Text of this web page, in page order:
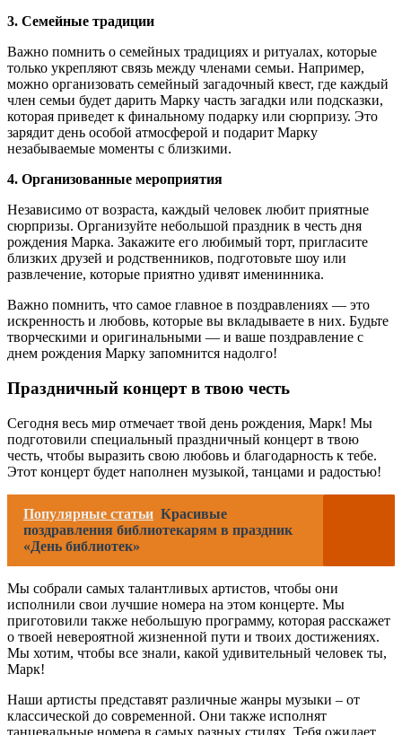
3. Семейные традиции
Важно помнить о семейных традициях и ритуалах, которые
только укрепляют связь между членами семьи. Например,
можно организовать семейный загадочный квест, где каждый
член семьи будет дарить Марку часть загадки или подсказки,
которая приведет к финальному подарку или сюрпризу. Это
зарядит день особой атмосферой и подарит Марку
незабываемые моменты с близкими.
4. Организованные мероприятия
Независимо от возраста, каждый человек любит приятные
сюрпризы. Организуйте небольшой праздник в честь дня
рождения Марка. Закажите его любимый торт, пригласите
близких друзей и родственников, подготовьте шоу или
развлечение, которые приятно удивят именинника.
Важно помнить, что самое главное в поздравлениях — это
искренность и любовь, которые вы вкладываете в них. Будьте
творческими и оригинальными — и ваше поздравление с
днем рождения Марку запомнится надолго!
Праздничный концерт в твою честь
Сегодня весь мир отмечает твой день рождения, Марк! Мы
подготовили специальный праздничный концерт в твою
честь, чтобы выразить свою любовь и благодарность к тебе.
Этот концерт будет наполнен музыкой, танцами и радостью!
Популярные статьи Красивые
поздравления библиотекарям в праздник
«День библиотек»
Мы собрали самых талантливых артистов, чтобы они
исполнили свои лучшие номера на этом концерте. Мы
приготовили также небольшую программу, которая расскажет
о твоей невероятной жизненной пути и твоих достижениях.
Мы хотим, чтобы все знали, какой удивительный человек ты,
Марк!
Наши артисты представят различные жанры музыки – от
классической до современной. Они также исполнят
танцевальные номера в самых разных стилях. Тебя ожидает